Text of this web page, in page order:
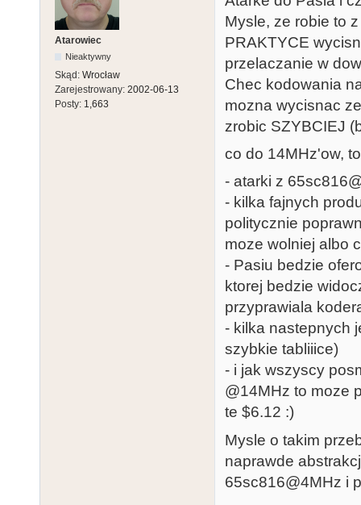
Atarowiec
Nieaktywny
Skąd: Wrocław
Zarejestrowany: 2002-06-13
Posty: 1,663
Mysle, ze robie to
PRAKTYCE
przelaczanie w
Chec kodowania
mozna wycisnac
zrobic SZYBCIEJ
co do 14MHz'ow,
- atarki z
- kilka fajnych
politycznie
moze wolniej albo
- Pasiu bedzie
ktorej bedzie
przyprawiala
- kilka nastepnych
szybkie tabliiice)
- i jak wszyscy
@14MHz to moze
te $6.12 :)
Mysle o takim
naprawde
65sc816@4MHz i